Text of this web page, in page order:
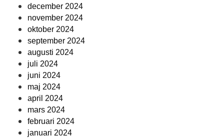
december 2024
november 2024
oktober 2024
september 2024
augusti 2024
juli 2024
juni 2024
maj 2024
april 2024
mars 2024
februari 2024
januari 2024